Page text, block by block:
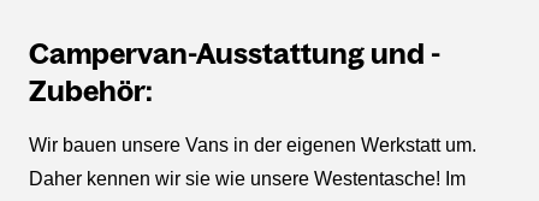
Campervan-Ausstattung und -
Zubehör:
Wir bauen unsere Vans in der eigenen Werkstatt um.
Daher kennen wir sie wie unsere Westentasche! Im